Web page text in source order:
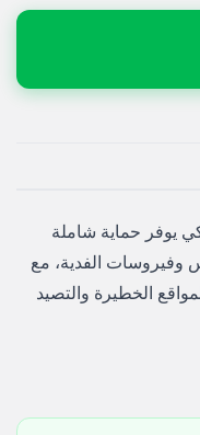
يوفر حماية شاملة
وفيروسات الفدية، مع
الخطيرة والتصيد